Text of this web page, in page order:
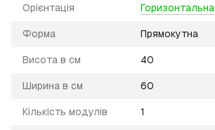
Орієнтація Горизонтальна
Форма Прямокутна
Висота в см 40
Ширина в см 60
Кількість модулів 1